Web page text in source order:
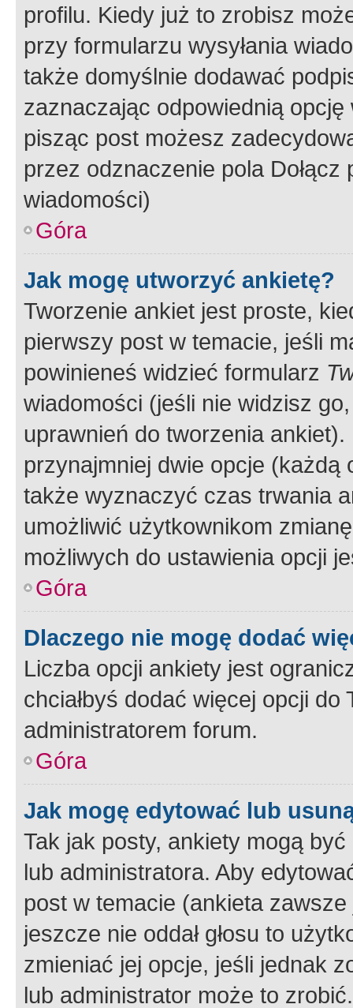
profilu. Kiedy już to zrobisz
przy formularzu wysyłania
także domyślnie dodawać
zaznaczając odpowiednią
pisząc post możesz
przez odznaczenie pola
wiadomości)
Góra
Jak mogę utworzyć ankietę?
Tworzenie ankiet jest proste,
pierwszy post w temacie, jeśli
powinieneś widzieć formularz
wiadomości (jeśli nie widzisz
uprawnień do tworzenia
przynajmniej dwie opcje
także wyznaczyć czas trwania
umożliwić użytkownikom
możliwych do ustawienia opcji
Góra
Dlaczego nie mogę dodać
Liczba opcji ankiety jest
chciałbyś dodać więcej opcji
administratorem forum.
Góra
Jak mogę edytować lub
Tak jak posty, ankiety mogą
lub administratora. Aby
post w temacie (ankieta
jeszcze nie oddał głosu to
zmieniać jej opcje, jeśli jednak
lub administrator może to